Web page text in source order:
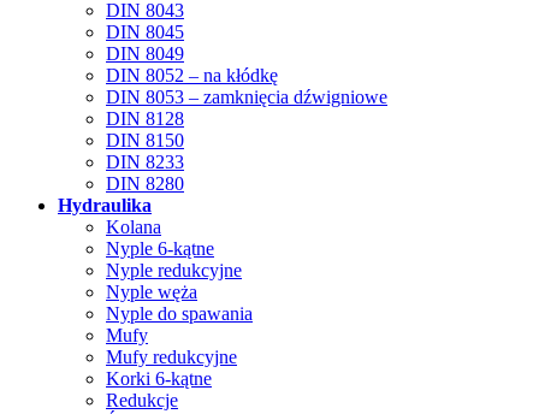
DIN 8043
DIN 8045
DIN 8049
DIN 8052 – na kłódkę
DIN 8053 – zamknięcia dźwigniowe
DIN 8128
DIN 8150
DIN 8233
DIN 8280
Hydraulika
Kolana
Nyple 6-kątne
Nyple redukcyjne
Nyple węża
Nyple do spawania
Mufy
Mufy redukcyjne
Korki 6-kątne
Redukcje